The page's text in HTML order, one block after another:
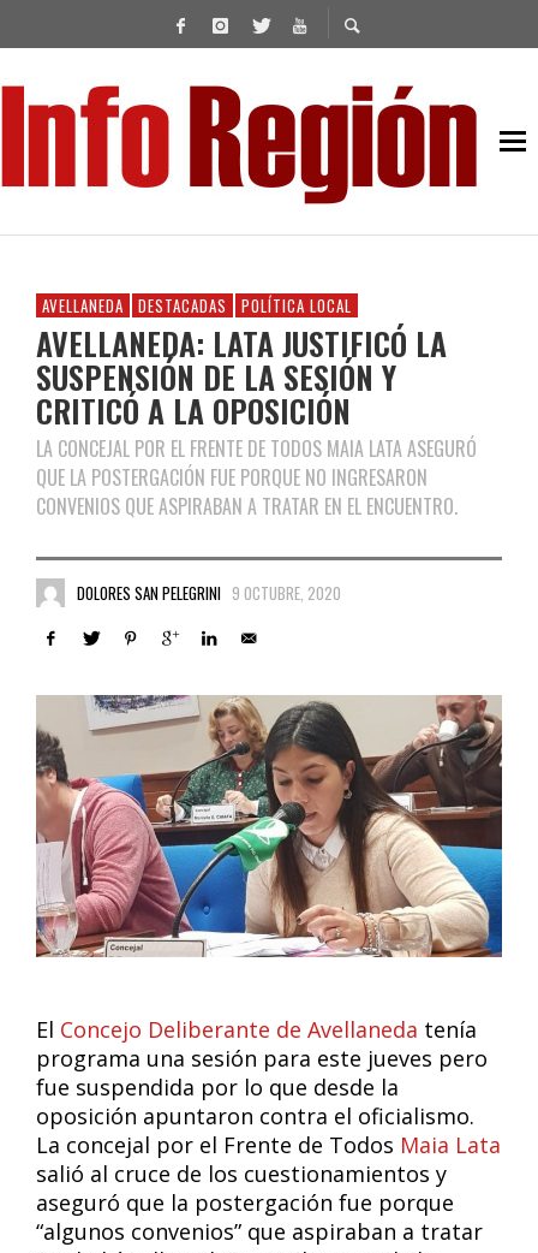
AVELLANEDA DESTACADAS POLÍTICA LOCAL
AVELLANEDA: LATA JUSTIFICÓ LA
SUSPENSIÓN DE LA SESIÓN Y
CRITICÓ A LA OPOSICIÓN
LA CONCEJAL POR EL FRENTE DE TODOS MAIA LATA ASEGURÓ
QUE LA POSTERGACIÓN FUE PORQUE NO INGRESARON
CONVENIOS QUE ASPIRABAN A TRATAR EN EL ENCUENTRO.
DOLORES SAN PELEGRINI 9 OCTUBRE, 2020
El Concejo Deliberante de Avellaneda tenía
programa una sesión para este jueves pero
fue suspendida por lo que desde la
oposición apuntaron contra el oficialismo.
La concejal por el Frente de Todos Maia Lata
salió al cruce de los cuestionamientos y
aseguró que la postergación fue porque
“algunos convenios” que aspiraban a tratar